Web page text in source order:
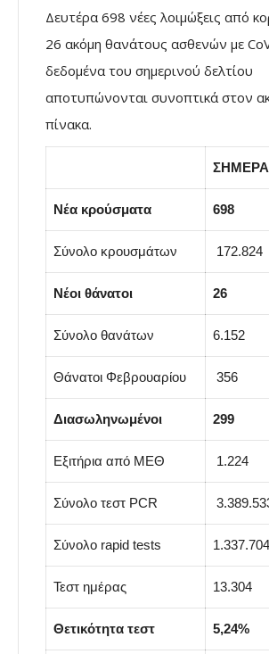
Δευτέρα 698 νέες λοιμώξεις από
26 ακόμη θανάτους ασθενών με
δεδομένα του σημερινού δελτίου
αποτυπώνονται συνοπτικά στον
πίνακα.
ΣΗΜΕΡΑ
Νέα κρούσματα 698
Σύνολο κρουσμάτων 172.824
Νέοι θάνατοι 26
Σύνολο θανάτων 6.152
Θάνατοι Φεβρουαρίου 356
Διασωληνωμένοι 299
Εξιτήρια από ΜΕΘ 1.224
Σύνολο τεστ PCR
Σύνολο rapid tests 1.337.704
Τεστ ημέρας 13.304
Θετικότητα τεστ 5,24%